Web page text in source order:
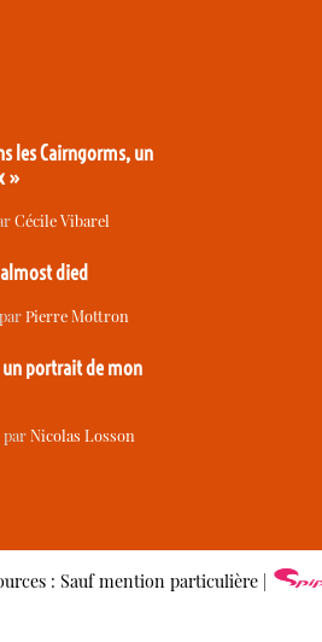
les Cairngorms, un
»
Cécile Vibarel
died
Pierre Mottron
un portrait de mon
parNicolas Losson
: Sauf mention particulière |